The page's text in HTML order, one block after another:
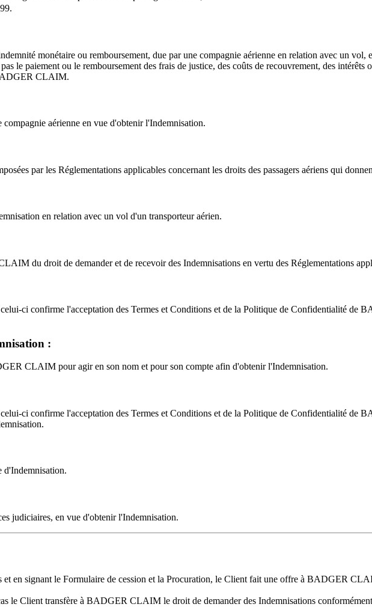
monétaire ou remboursement, due par une compagnie aérienne en relation avec un vol,
le paiement ou le remboursement des frais de justice, des coûts de recouvrement, des
CLAIM.
compagnie aérienne en vue d'obtenir l'Indemnisation.
par les Réglementations applicables concernant les droits des passagers aériens qui
en relation avec un vol d'un transporteur aérien.
du droit de demander et de recevoir des Indemnisations en vertu des Réglementations
ci confirme l'acceptation des Termes et Conditions et de la Politique de Confidentialité
:
CLAIM pour agir en son nom et pour son compte afin d'obtenir l'Indemnisation.
ci confirme l'acceptation des Termes et Conditions et de la Politique de Confidentialité
d'Indemnisation.
judiciaires, en vue d'obtenir l'Indemnisation.
et en signant le Formulaire de cession et la Procuration, le Client fait une offre à BADGER
le Client transfère à BADGER CLAIM le droit de demander des Indemnisations